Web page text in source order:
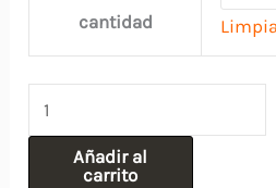
cantidad
Agarradera
Cromada
Añadir al
carrito